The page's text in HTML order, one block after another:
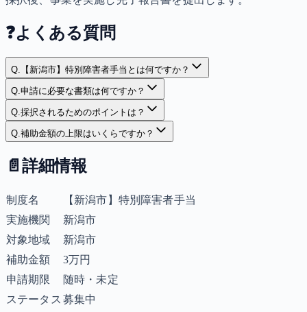
❓よくある質問
Q. 【新潟市】特別障害者手当とは何ですか？
Q.申請に必要な書類は何ですか？
Q.採択されるためのポイントは？
Q.補助金額の上限はいくらですか？
📄 詳細情報
制度名
【新潟市】特別障害者手当
実施機関
新潟市
対象地域
新潟市
補助金額
3万円
申請期限
随時・未定
ステータス 募集中